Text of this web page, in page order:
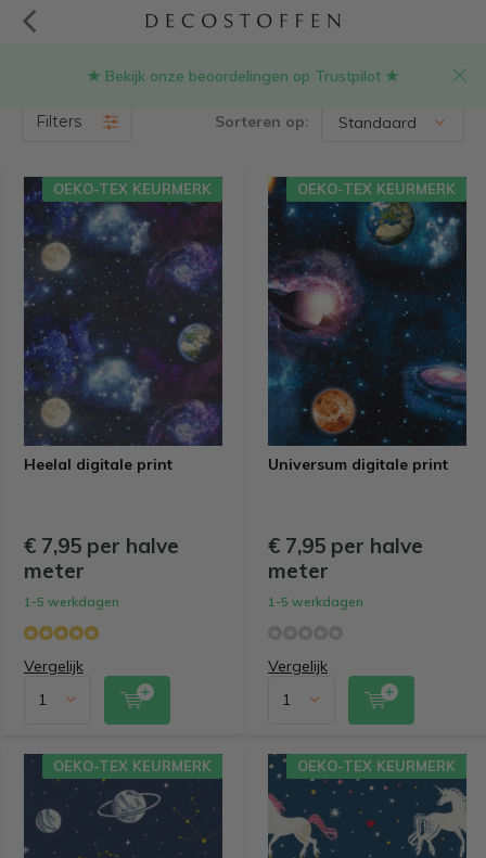
★ Bekijk onze beoordelingen op Trustpilot ★
Galaxy stof(6)
Filters Sorteren op:
Heelal digitale print
OEKO-TEX KEURMERK
€ 7,95 per halve
meter
1-5 werkdagen
Vergelijk
Universum digitale print
OEKO-TEX KEURMERK
€ 7,95 per halve
meter
1-5 werkdagen
Vergelijk
OEKO-TEX KEURMERK OEKO-TEX KEURMERK